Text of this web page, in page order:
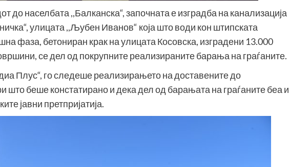
до населбата ,,Балканска“, започната е изградба на канализација
улицата ,,Љубен Иванов“ која што води кон штипската
фаза, бетониран крак на улицата Косовска, изградени 13.000
се дел од покрупните реализираните барања на граѓаните.
Плус“, го следеше реализирањето на доставените до
што беше констатирано и дека дел од барањата на граѓаните беа и
јавни претпријатија.